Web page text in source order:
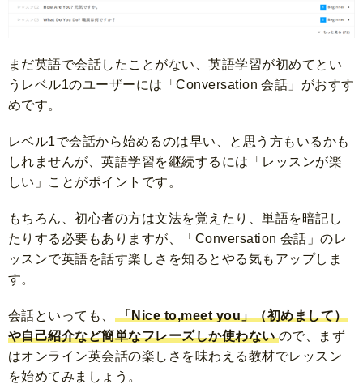
まだ英語で会話したことがない、英語学習が初めてとい
うレベル1のユーザーには「Conversation 会話」がおすす
めです。
レベル1で会話から始めるのは早い、と思う方もいるかも
しれませんが、英語学習を継続するには「レッスンが楽
しい」ことがポイントです。
もちろん、初心者の方は文法を覚えたり、単語を暗記し
たりする必要もありますが、「Conversation 会話」のレ
ッスンで英語を話す楽しさを知るとやる気もアップしま
す。
会話といっても、
「Nice to,meet you」（初めまして）
や自己紹介など簡単なフレーズしか使わない ので、まず
はオンライン英会話の楽しさを味わえる教材でレッスン
を始めてみましょう。